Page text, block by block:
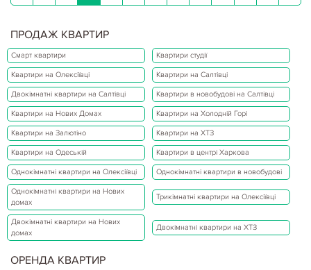
ПРОДАЖ КВАРТИР
Смарт квартири Квартири студії
Квартири на Олексіївці Квартири на Салтівці
Двокімнатні квартири на Салтівці Квартири в новобудові на Салтівці
Квартири на Нових Домах Квартири на Холодній Горі
Квартири на Залютіно Квартири на ХТЗ
Квартири на Одеській Квартири в центрі Харкова
Однокімнатні квартири на Олексіївці Однокімнатні квартири в новобудові
Однокімнатні квартири на Нових
домах
Трикімнатні квартири на Олексіївці
Двокімнатні квартири на Нових
домах
Двокімнатні квартири на ХТЗ
ОРЕНДА КВАРТИР